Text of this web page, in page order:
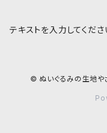
テキストを入力してくださ
© ぬいぐるみの生地や